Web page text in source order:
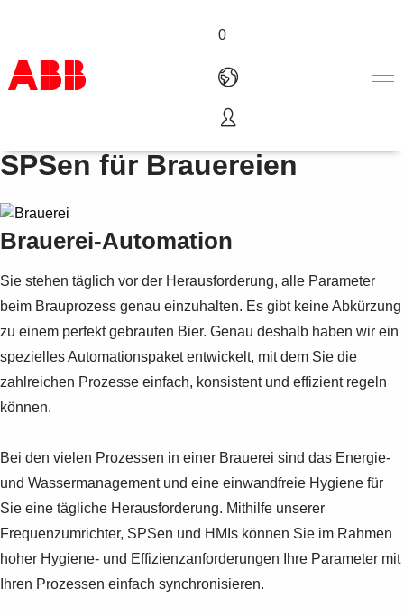
0
Produkte und Leistungen
Branchenlösungen
Über uns
Vertriebspartner finden
Karriere
Frequenzumrichter und
SPSen für Brauereien
Brauerei-Automation
Sie stehen täglich vor der Herausforderung, alle Parameter
beim Brauprozess genau einzuhalten. Es gibt keine Abkürzung
zu einem perfekt gebrauten Bier. Genau deshalb haben wir ein
spezielles Automationspaket entwickelt, mit dem Sie die
zahlreichen Prozesse einfach, konsistent und effizient regeln
können.
Bei den vielen Prozessen in einer Brauerei sind das Energie-
und Wassermanagement und eine einwandfreie Hygiene für
Sie eine tägliche Herausforderung. Mithilfe unserer
Frequenzumrichter, SPSen und HMIs können Sie im Rahmen
hoher Hygiene- und Effizienzanforderungen Ihre Parameter mit
Ihren Prozessen einfach synchronisieren.